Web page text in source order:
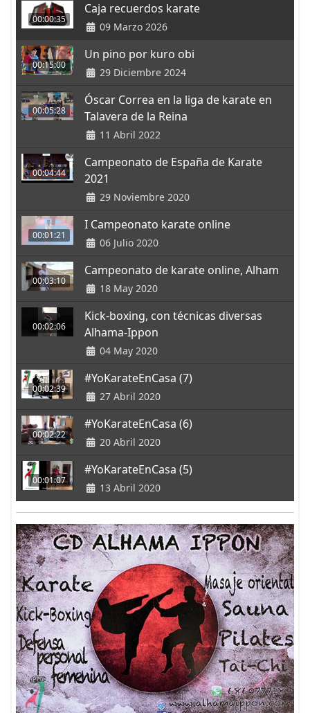
00:00:35
Caja recuerdos karate
09 Marzo 2026
00:15:00
Un pino por kuro obi
29 Diciembre 2024
00:05:28
Óscar Correa en la liga de karate en
Talavera de la Reina
11 Abril 2022
00:04:44
Campeonato de España de Karate
2021
29 Noviembre 2020
00:01:21
I Campeonato karate online
06 Julio 2020
00:03:10
Campeonato de karate online, Alham
18 May 2020
00:02:06
Kick-boxing, con técnicas diversas
Alhama-Ippon
04 May 2020
00:02:39
#YoKarateEnCasa (7)
27 Abril 2020
00:02:22
#YoKarateEnCasa (6)
20 Abril 2020
00:01:07
#YoKarateEnCasa (5)
13 Abril 2020